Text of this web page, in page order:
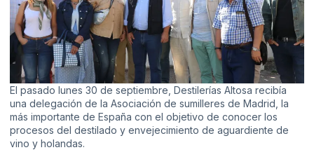
El pasado lunes 30 de septiembre, Destilerías Altosa recibía
una delegación de la Asociación de sumilleres de Madrid, la
más importante de España con el objetivo de conocer los
procesos del destilado y envejecimiento de aguardiente de
vino y holandas.